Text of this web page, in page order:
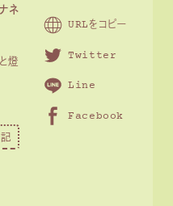
ネ
燈
URLをコピー
Twitter
Line
Facebook